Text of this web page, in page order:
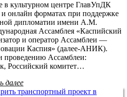
в культурном центре ГлавУпДК
онлайн форматах при поддержке
дипломатии имени А.М.
Ассамблея «Каспийский
и оператор Ассамблеи —
Каспия» (далее-АНИК).
проведению Ассамблеи:
Российский комитет…
далее